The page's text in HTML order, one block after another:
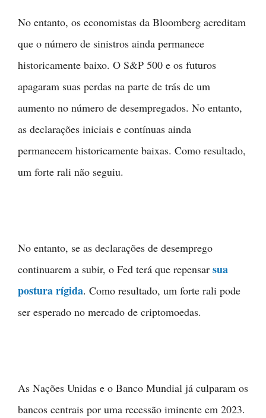
No entanto, os economistas da Bloomberg acreditam
que o número de sinistros ainda permanece
historicamente baixo. O S&P 500 e os futuros
apagaram suas perdas na parte de trás de um
aumento no número de desempregados. No entanto,
as declarações iniciais e contínuas ainda
permanecem historicamente baixas. Como resultado,
um forte rali não seguiu.
No entanto, se as declarações de desemprego
continuarem a subir, o Fed terá que repensar sua
postura rígida. Como resultado, um forte rali pode
ser esperado no mercado de criptomoedas.
As Nações Unidas e o Banco Mundial já culparam os
bancos centrais por uma recessão iminente em 2023.